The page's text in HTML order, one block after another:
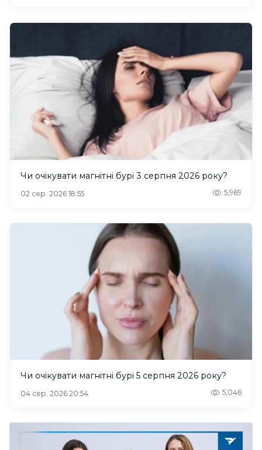
Чи очікувати магнітні бурі 3 серпня 2026 року?
02 сер. 2026 18:55 5,969
Чи очікувати магнітні бурі 5 серпня 2026 року?
04 сер. 2026 20:54 5,046